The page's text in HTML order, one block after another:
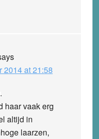
2014 at 21:58
haar vaak erg
altijd in
laarzen,